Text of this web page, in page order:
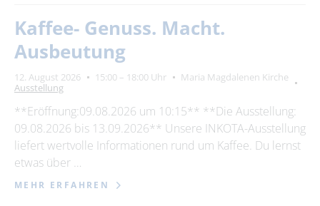
Kaffee- Genuss. Macht.
Ausbeutung
12. August 2026 15:00 – 18:00 Uhr
Maria Magdalenen Kirche
Ausstellung
**Eröffnung:09.08.2026 um 10:15** **Die Ausstellung:
09.08.2026 bis 13.09.2026** Unsere INKOTA-Ausstellung
liefert wertvolle Informationen rund um Kaffee. Du lernst
etwas über …
MEHR ERFAHREN